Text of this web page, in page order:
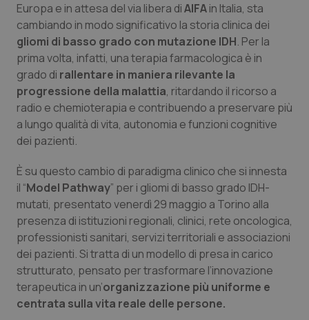
Campania
Emilia-Romagna
Friuli Venezia Giulia
Lazio
Lombardia
Marche
Molise
Piemonte
Car-T
Colesterolo & coronaropatie
Dermatite Atopica
Diabete & glucometri
Dolore
Donna & Salute
Epatiti
HIV
Europa e in attesa del via libera diAIFAin Italia, sta
cambiando in modo significativo la storia clinica dei
gliomi di basso grado con mutazione IDH. Per la
prima volta, infatti, una terapia farmacologica è in
grado di rallentare in maniera rilevante la
progressione della malattia, ritardando il ricorso a
radio e chemioterapia e contribuendo a preservare più
a lungo qualità di vita, autonomia e funzioni cognitive
dei pazienti.
È su questo cambio di paradigma clinico che si innesta
il “Model Pathway” per i gliomi di basso grado IDH-
mutati, presentato venerdì 29 maggio a Torino alla
presenza di istituzioni regionali, clinici, rete oncologica,
professionisti sanitari, servizi territoriali e associazioni
dei pazienti. Si tratta di un modello di presa in carico
strutturato, pensato per trasformare l’innovazione
terapeutica in un’organizzazione più uniforme e
centrata sulla vita reale delle persone.